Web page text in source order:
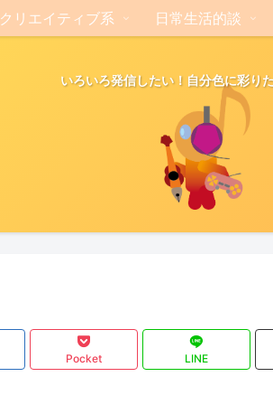
いろいろ発信したい！自分色に彩り
クリエイティブ系 日常生活的談
Pocket LINE